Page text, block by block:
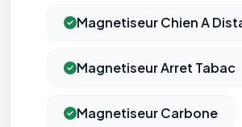
Magnetiseur Chien A
Magnetiseur Arret Tabac
Magnetiseur Carbone